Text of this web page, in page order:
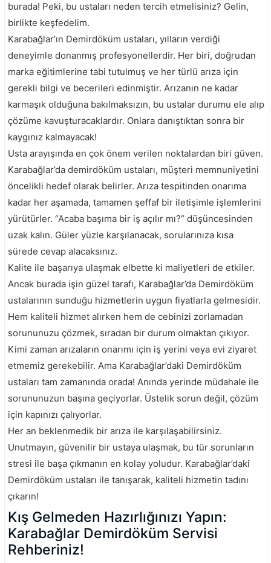
burada! Peki, bu ustaları neden tercih etmelisiniz? Gelin,
birlikte keşfedelim.
Karabağlar’ın Demirdöküm ustaları, yılların verdiği
deneyimle donanmış profesyonellerdir. Her biri, doğrudan
marka eğitimlerine tabi tutulmuş ve her türlü arıza için
gerekli bilgi ve becerileri edinmiştir. Arızanın ne kadar
karmaşık olduğuna bakılmaksızın, bu ustalar durumu ele alıp
çözüme kavuşturacaklardır. Onlara danıştıktan sonra bir
kaygınız kalmayacak!
Usta arayışında en çok önem verilen noktalardan biri güven.
Karabağlar’da demirdöküm ustaları, müşteri memnuniyetini
öncelikli hedef olarak belirler. Arıza tespitinden onarıma
kadar her aşamada, tamamen şeffaf bir iletişimle işlemlerini
yürütürler. “Acaba başıma bir iş açılır mı?” düşüncesinden
uzak kalın. Güler yüzle karşılanacak, sorularınıza kısa
sürede cevap alacaksınız.
Kalite ile başarıya ulaşmak elbette ki maliyetleri de etkiler.
Ancak burada işin güzel tarafı, Karabağlar’da Demirdöküm
ustalarının sunduğu hizmetlerin uygun fiyatlarla gelmesidir.
Hem kaliteli hizmet alırken hem de cebinizi zorlamadan
sorununuzu çözmek, sıradan bir durum olmaktan çıkıyor.
Kimi zaman arızaların onarımı için iş yerini veya evi ziyaret
etmemiz gerekebilir. Ama Karabağlar’daki Demirdöküm
ustaları tam zamanında orada! Anında yerinde müdahale ile
sorununuzun başına geçiyorlar. Üstelik sorun değil, çözüm
için kapınızı çalıyorlar.
Her an beklenmedik bir arıza ile karşılaşabilirsiniz.
Unutmayın, güvenilir bir ustaya ulaşmak, bu tür sorunların
stresi ile başa çıkmanın en kolay yoludur. Karabağlar’daki
Demirdöküm ustaları ile tanışarak, kaliteli hizmetin tadını
çıkarın!
Kış Gelmeden Hazırlığınızı Yapın:
Karabağlar Demirdöküm Servisi
Rehberiniz!